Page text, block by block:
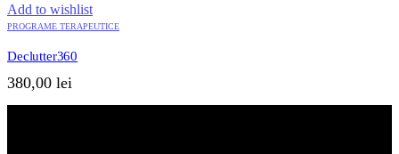
Add to wishlist
PROGRAME TERAPEUTICE
Declutter360
380,00 lei